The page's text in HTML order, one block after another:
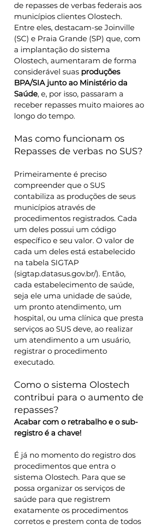
de repasses de verbas federais aos
municípios clientes Olostech.
Entre eles, destacam-se Joinville
(SC) e Praia Grande (SP) que, com
a implantação do sistema
Olostech, aumentaram de forma
considerável suas produções
BPA/SIA junto ao Ministério da
Saúde, e, por isso, passaram a
receber repasses muito maiores ao
longo do tempo.
Mas como funcionam os
Repasses de verbas no SUS?
Primeiramente é preciso
compreender que o SUS
contabiliza as produções de seus
municípios através de
procedimentos registrados. Cada
um deles possui um código
específico e seu valor. O valor de
cada um deles está estabelecido
na tabela SIGTAP
(sigtap.datasus.gov.br/). Então,
cada estabelecimento de saúde,
seja ele uma unidade de saúde,
um pronto atendimento, um
hospital, ou uma clínica que presta
serviços ao SUS deve, ao realizar
um atendimento a um usuário,
registrar o procedimento
executado.
Como o sistema Olostech
contribui para o aumento de
repasses?
Acabar com o retrabalho e o sub-
registro é a chave!
É já no momento do registro dos
procedimentos que entra o
sistema Olostech. Para que se
possa organizar os serviços de
saúde para que registrem
exatamente os procedimentos
corretos e prestem conta de todos